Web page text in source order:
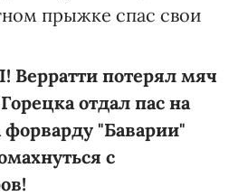
прыжке спас свои
потерял мяч
отдал пас на
"Баварии"
с